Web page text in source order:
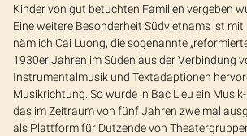
Kinder von gut betuchten Familien vergeben
Eine weitere Besonderheit Südvietnams ist
nämlich Cai Luong, die sogenannte
1930er Jahren im Süden aus der Verbindung
Instrumentalmusik und Textadaptionen
Musikrichtung. So wurde in Bac Lieu ein
das im Zeitraum von fünf Jahren zweimal
als Plattform für Dutzende von